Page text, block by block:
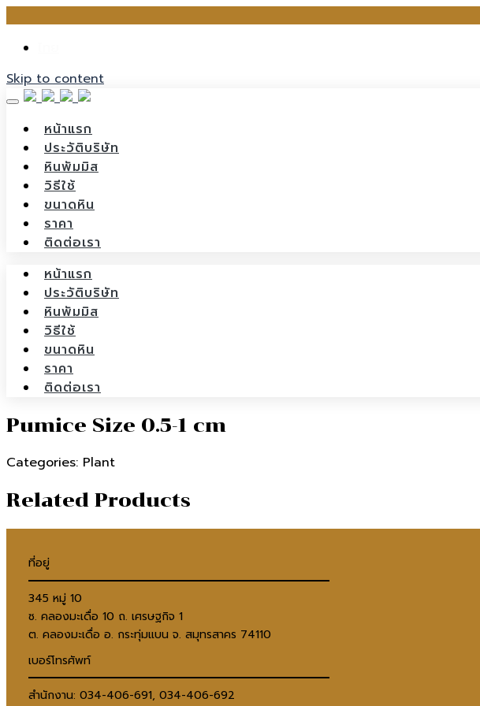
Skip to content
หน้าแรก
ประวัติบริษัท
หินพัมมิส
วิธีใช้
ขนาดหิน
ราคา
ติดต่อเรา
หน้าแรก
ประวัติบริษัท
หินพัมมิส
วิธีใช้
ขนาดหิน
ราคา
ติดต่อเรา
Pumice Size 0.5-1 cm
Categories: Plant
Related Products
ที่อยู่
345 หมู่ 10
ซ. คลองมะเดื่อ 10 ถ. เศรษฐกิจ 1
ต. คลองมะเดื่อ อ. กระทุ่มแบน จ. สมุทรสาคร 74110
เบอร์โทรศัพท์
สำนักงาน: 034-406-691, 034-406-692